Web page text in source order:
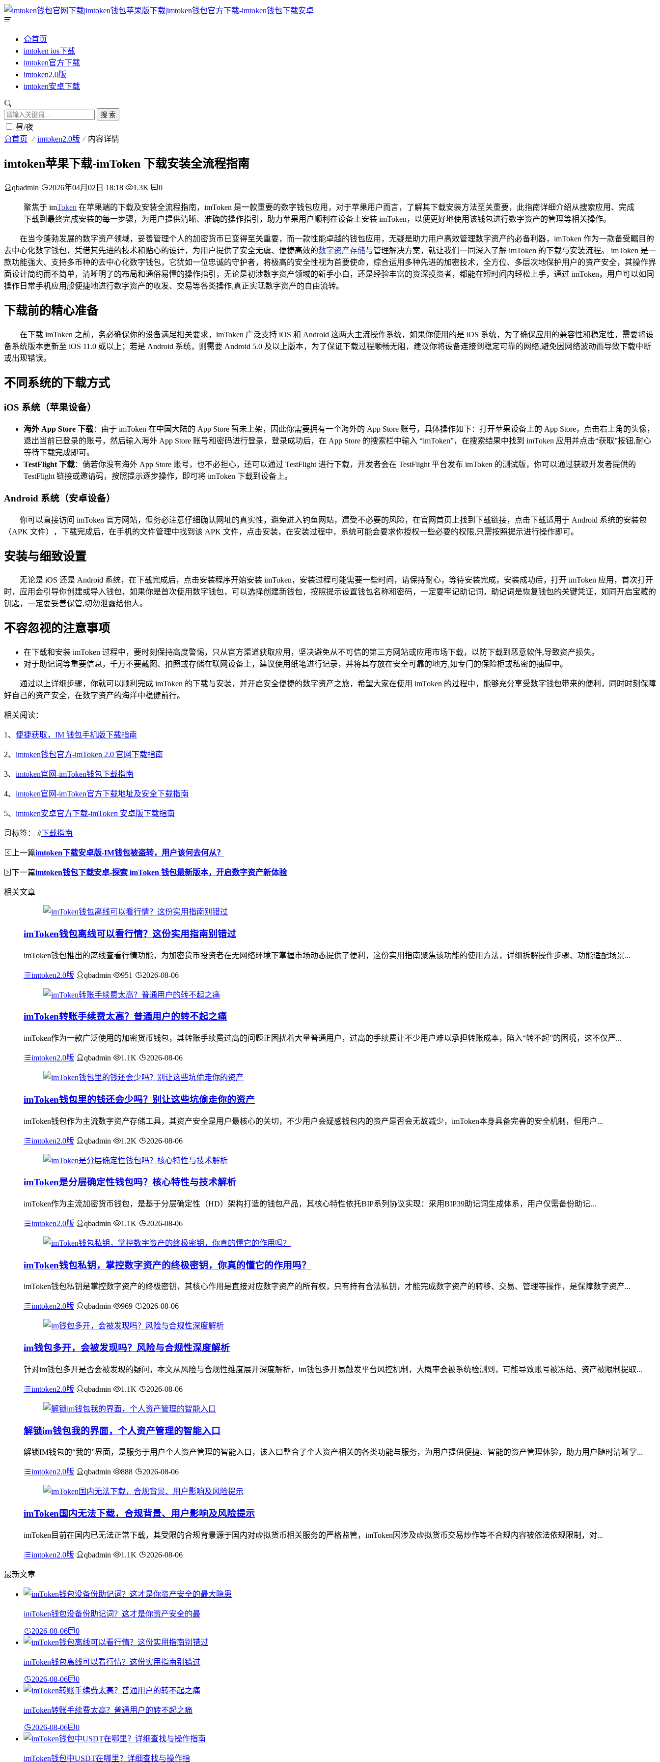
首页
imtoken ios下载
imtoken官方下载
imtoken2.0版
imtoken安卓下载
搜 索
昼/夜
首页 imtoken2.0版 内容详情
imtoken苹果下载-imToken 下载安装全流程指南
qbadmin 2026年04月02日 18:18 1.3K 0
聚焦于 imToken 在苹果端的下载及安装全流程指南，imToken 是一款重要的数字钱包应用，对于苹果用户而言，了解其下载安装方法至关重要，此指南详细介绍从搜索应用、完成
下载到最终完成安装的每一步骤，为用户提供清晰、准确的操作指引，助力苹果用户顺利在设备上安装 imToken，以便更好地使用该钱包进行数字资产的管理等相关操作。
在当今蓬勃发展的数字资产领域，妥善管理个人的加密货币已变得至关重要，而一款性能卓越的钱包应用，无疑是助力用户高效管理数字资产的必备利器，imToken 作为一款备受瞩目的
去中心化数字钱包，凭借其先进的技术和贴心的设计，为用户提供了安全无虞、便捷高效的数字资产存储与管理解决方案，就让我们一同深入了解 imToken 的下载与安装流程。 imToken 是一
款功能强大、支持多币种的去中心化数字钱包，它犹如一位忠诚的守护者，将极高的安全性视为首要使命，综合运用多种先进的加密技术，全方位、多层次地保护用户的资产安全，其操作界
面设计简约而不简单，清晰明了的布局和通俗易懂的操作指引，无论是初涉数字资产领域的新手小白，还是经验丰富的资深投资者，都能在短时间内轻松上手，通过 imToken，用户可以如同
操作日常手机应用般便捷地进行数字资产的收发、交易等各类操作,真正实现数字资产的自由流转。
下载前的精心准备
在下载 imToken 之前，务必确保你的设备满足相关要求，imToken 广泛支持 iOS 和 Android 这两大主流操作系统，如果你使用的是 iOS 系统，为了确保应用的兼容性和稳定性，需要将设
备系统版本更新至 iOS 11.0 或以上；若是 Android 系统，则需要 Android 5.0 及以上版本，为了保证下载过程顺畅无阻，建议你将设备连接到稳定可靠的网络,避免因网络波动而导致下载中断
或出现错误。
不同系统的下载方式
iOS 系统（苹果设备）
海外 App Store 下载：由于 imToken 在中国大陆的 App Store 暂未上架，因此你需要拥有一个海外的 App Store 账号，具体操作如下：打开苹果设备上的 App Store，点击右上角的头像，
退出当前已登录的账号，然后输入海外 App Store 账号和密码进行登录，登录成功后，在 App Store 的搜索栏中输入 “imToken”，在搜索结果中找到 imToken 应用并点击“获取”按钮,耐心
等待下载完成即可。
TestFlight 下载：倘若你没有海外 App Store 账号，也不必担心，还可以通过 TestFlight 进行下载，开发者会在 TestFlight 平台发布 imToken 的测试版，你可以通过获取开发者提供的
TestFlight 链接或邀请码，按照提示逐步操作，即可将 imToken 下载到设备上。
Android 系统（安卓设备）
你可以直接访问 imToken 官方网站，但务必注意仔细确认网址的真实性，避免进入钓鱼网站，遭受不必要的风险，在官网首页上找到下载链接，点击下载适用于 Android 系统的安装包
（APK 文件），下载完成后，在手机的文件管理中找到该 APK 文件，点击安装，在安装过程中，系统可能会要求你授权一些必要的权限,只需按照提示进行操作即可。
安装与细致设置
无论是 iOS 还是 Android 系统，在下载完成后，点击安装程序开始安装 imToken，安装过程可能需要一些时间，请保持耐心，等待安装完成，安装成功后，打开 imToken 应用，首次打开
时，应用会引导你创建或导入钱包，如果你是首次使用数字钱包，可以选择创建新钱包，按照提示设置钱包名称和密码，一定要牢记助记词，助记词是恢复钱包的关键凭证，如同开启宝藏的
钥匙，一定要妥善保管,切勿泄露给他人。
不容忽视的注意事项
在下载和安装 imToken 过程中，要时刻保持高度警惕，只从官方渠道获取应用，坚决避免从不可信的第三方网站或应用市场下载，以防下载到恶意软件,导致资产损失。
对于助记词等重要信息，千万不要截图、拍照或存储在联网设备上，建议使用纸笔进行记录，并将其存放在安全可靠的地方,如专门的保险柜或私密的抽屉中。
通过以上详细步骤，你就可以顺利完成 imToken 的下载与安装，并开启安全便捷的数字资产之旅，希望大家在使用 imToken 的过程中，能够充分享受数字钱包带来的便利，同时时刻保障
好自己的资产安全，在数字资产的海洋中稳健前行。
相关阅读：
1、 便捷获取，IM 钱包手机版下载指南
2、 imtoken钱包官方-imToken 2.0 官网下载指南
3、 imtoken官网-imToken钱包下载指南
4、 imtoken官网-imToken官方下载地址及安全下载指南
5、 imtoken安卓官方下载-imToken 安卓版下载指南
标签： #下载指南
上一篇imtoken下载安卓版-IM钱包被盗转，用户该何去何从？
下一篇imtoken钱包下载安卓-探索 imToken 钱包最新版本，开启数字资产新体验
相关文章
imToken钱包离线可以看行情？这份实用指南别错过
imToken钱包推出的离线查看行情功能，为加密货币投资者在无网络环境下掌握市场动态提供了便利，这份实用指南聚焦该功能的使用方法，详细拆解操作步骤、功能适配场景...
imtoken2.0版 qbadmin 951 2026-08-06
imToken转账手续费太高？普通用户的转不起之痛
imToken作为一款广泛使用的加密货币钱包，其转账手续费过高的问题正困扰着大量普通用户，过高的手续费让不少用户难以承担转账成本，陷入“转不起”的困境，这不仅严...
imtoken2.0版 qbadmin 1.1K 2026-08-06
imToken钱包里的钱还会少吗？别让这些坑偷走你的资产
imToken钱包作为主流数字资产存储工具，其资产安全是用户最核心的关切，不少用户会疑惑钱包内的资产是否会无故减少，imToken本身具备完善的安全机制，但用户...
imtoken2.0版 qbadmin 1.2K 2026-08-06
imToken是分层确定性钱包吗？核心特性与技术解析
imToken作为主流加密货币钱包，是基于分层确定性（HD）架构打造的钱包产品，其核心特性依托BIP系列协议实现：采用BIP39助记词生成体系，用户仅需备份助记...
imtoken2.0版 qbadmin 1.1K 2026-08-06
imToken钱包私钥，掌控数字资产的终极密钥，你真的懂它的作用吗？
imToken钱包私钥是掌控数字资产的终极密钥，其核心作用是直接对应数字资产的所有权，只有持有合法私钥，才能完成数字资产的转移、交易、管理等操作，是保障数字资产...
imtoken2.0版 qbadmin 969 2026-08-06
im钱包多开，会被发现吗？风险与合规性深度解析
针对im钱包多开是否会被发现的疑问，本文从风险与合规性维度展开深度解析，im钱包多开易触发平台风控机制，大概率会被系统检测到，可能导致账号被冻结、资产被限制提取...
imtoken2.0版 qbadmin 1.1K 2026-08-06
解锁im钱包我的界面，个人资产管理的智能入口
解锁IM钱包的“我的”界面，是服务于用户个人资产管理的智能入口，该入口整合了个人资产相关的各类功能与服务，为用户提供便捷、智能的资产管理体验，助力用户随时清晰掌...
imtoken2.0版 qbadmin 888 2026-08-06
imToken国内无法下载，合规背景、用户影响及风险提示
imToken目前在国内已无法正常下载，其受限的合规背景源于国内对虚拟货币相关服务的严格监管，imToken因涉及虚拟货币交易炒作等不合规内容被依法依规限制，对...
imtoken2.0版 qbadmin 1.1K 2026-08-06
最新文章
imToken钱包没备份助记词？这才是你资产安全的最
2026-08-06 0
imToken钱包离线可以看行情？这份实用指南别错过
2026-08-06 0
imToken转账手续费太高？普通用户的转不起之痛
2026-08-06 0
imToken钱包中USDT在哪里？详细查找与操作指